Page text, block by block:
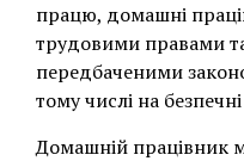
працю, домашні
трудовими правами
передбаченими
тому числі на
Домашній працівник